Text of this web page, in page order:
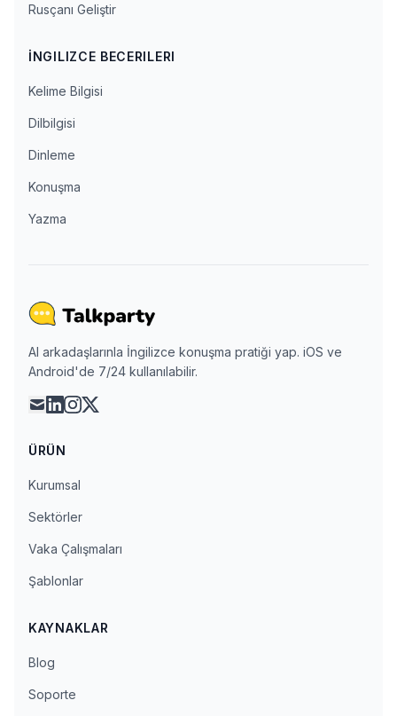
Rusçanı Geliştir
İNGILIZCE BECERILERI
Kelime Bilgisi
Dilbilgisi
Dinleme
Konuşma
Yazma
AI arkadaşlarınla İngilizce konuşma pratiği yap. iOS ve
Android'de 7/24 kullanılabilir.
maillinkedin
instagram
x
ÜRÜN
Kurumsal
Sektörler
Vaka Çalışmaları
Şablonlar
KAYNAKLAR
Blog
Soporte